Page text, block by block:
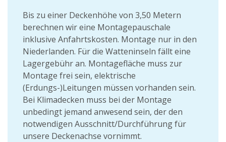
Bis zu einer Deckenhöhe von 3,50 Metern
berechnen wir eine Montagepauschale
inklusive Anfahrtskosten. Montage nur in den
Niederlanden. Für die Watteninseln fällt eine
Lagergebühr an. Montagefläche muss zur
Montage frei sein, elektrische
(Erdungs-)Leitungen müssen vorhanden sein.
Bei Klimadecken muss bei der Montage
unbedingt jemand anwesend sein, der den
notwendigen Ausschnitt/Durchführung für
unsere Deckenachse vornimmt.